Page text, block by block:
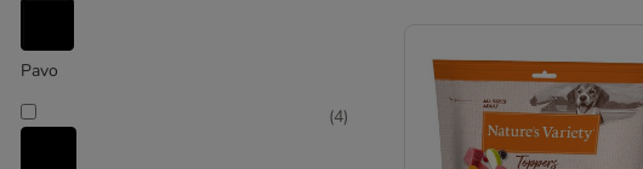
Pavo
(4)